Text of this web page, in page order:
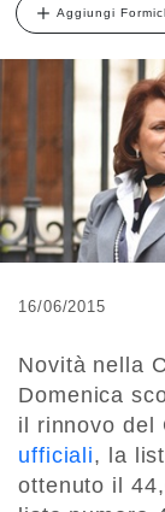
Aggiungi
16/06/2015
Novità nella
Domenica
il rinnovo del
ufficiali, la
ottenuto il